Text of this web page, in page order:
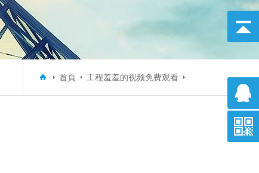
首頁 工程羞羞的视频免费观看